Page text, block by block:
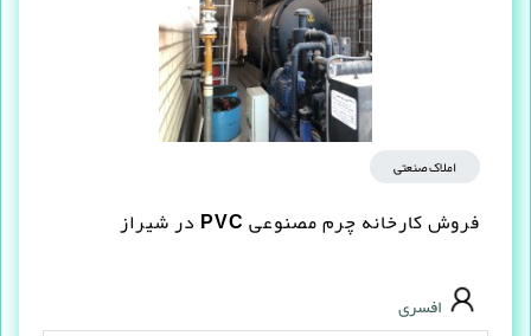
املاک صنعتی
فروش کارخانه چرم مصنوعى PVC در شیراز
افسری